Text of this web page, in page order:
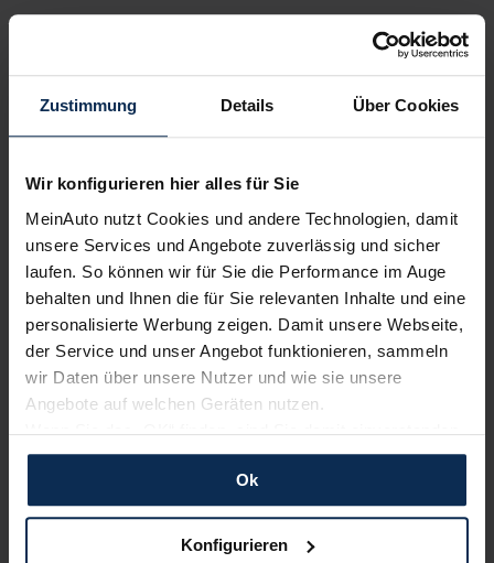
Zustimmung Details Über Cookies
Wir konfigurieren hier alles für Sie
MeinAuto nutzt Cookies und andere Technologien, damit
unsere Services und Angebote zuverlässig und sicher
laufen. So können wir für Sie die Performance im Auge
behalten und Ihnen die für Sie relevanten Inhalte und eine
personalisierte Werbung zeigen. Damit unsere Webseite,
der Service und unser Angebot funktionieren, sammeln
wir Daten über unsere Nutzer und wie sie unsere
Angebote auf welchen Geräten nutzen.
Wenn Sie das „OK“ finden, sind Sie damit einverstanden
und erlauben uns Cookies für unseren Service zu
verwenden und diese Daten an Dritte weiterzugeben,
etwa an unsere Marketingpartner. Falls Sie dem nicht
zustimmen möchten, beschränken wir uns auf die
Ok
Konfigurieren
Sehen Sie sich unsere Bewertungen an:
Erfahren Sie mehr über das Urteil unserer Kunden
Testberichte